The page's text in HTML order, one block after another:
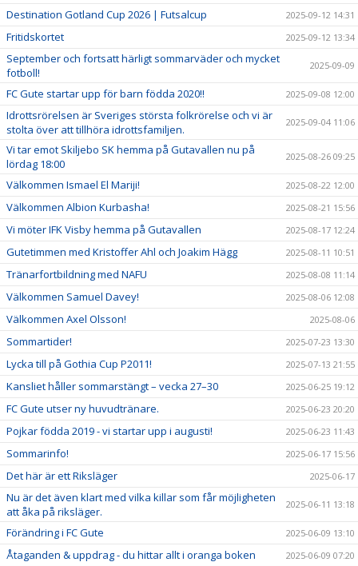
Destination Gotland Cup 2026 | Futsalcup 2025-09-12 14:31
Fritidskortet 2025-09-12 13:34
September och fortsatt härligt sommarväder och mycket
fotboll!
2025-09-09
FC Gute startar upp för barn födda 2020!! 2025-09-08 12:00
Idrottsrörelsen är Sveriges största folkrörelse och vi är
stolta över att tillhöra idrottsfamiljen.
2025-09-04 11:06
Vi tar emot Skiljebo SK hemma på Gutavallen nu på
lördag 18:00
2025-08-26 09:25
Välkommen Ismael El Mariji! 2025-08-22 12:00
Välkommen Albion Kurbasha! 2025-08-21 15:56
Vi möter IFK Visby hemma på Gutavallen 2025-08-17 12:24
Gutetimmen med Kristoffer Ahl och Joakim Hägg 2025-08-11 10:51
Tränarfortbildning med NAFU 2025-08-08 11:14
Välkommen Samuel Davey! 2025-08-06 12:08
Välkommen Axel Olsson! 2025-08-06
Sommartider! 2025-07-23 13:30
Lycka till på Gothia Cup P2011! 2025-07-13 21:55
Kansliet håller sommarstängt – vecka 27–30 2025-06-25 19:12
FC Gute utser ny huvudtränare. 2025-06-23 20:20
Pojkar födda 2019 - vi startar upp i augusti! 2025-06-23 11:43
Sommarinfo! 2025-06-17 15:56
Det här är ett Riksläger 2025-06-17
Nu är det även klart med vilka killar som får möjligheten
att åka på riksläger.
2025-06-11 13:18
Förändring i FC Gute 2025-06-09 13:10
Åtaganden & uppdrag - du hittar allt i oranga boken 2025-06-09 07:20